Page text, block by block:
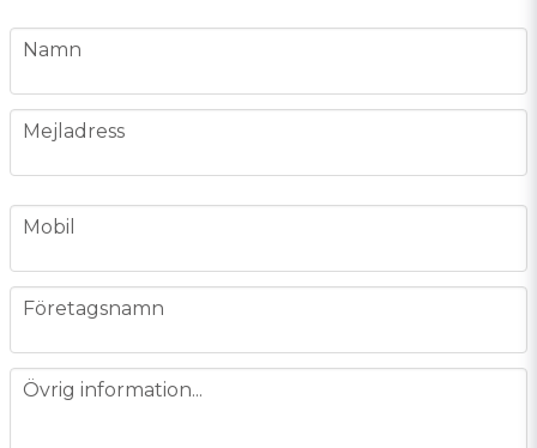
name
Namn
email
Mejladress
phone
Mobil
company
Företagsnamn
message
Övrig information...